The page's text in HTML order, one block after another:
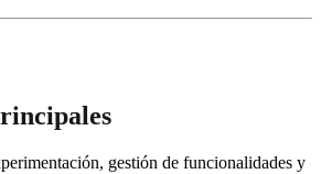
gestión de funcionalidades y